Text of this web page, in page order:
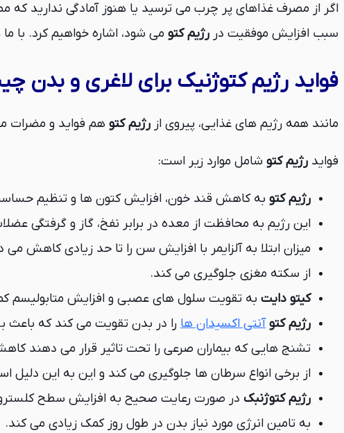
سبب افزایش موفقیت در رژیم کتو می شود، اشاره خواهیم کرد. با
فواید رژیم کتوژنیک برای لاغری و بدن
مانند همه رژیم های غذایی، پیروی از رژیم کتو هم فواید و مضرات
فواید رژیم کتو شامل موارد زیر است:
رژیم کتو به کاهش قند خون، افزایش کتون ها و تنظیم
این رژیم به محافظت از معده در برابر نفخ، گاز و گرفتگی
میزان ابتلا به آلزایمر با افزایش سن را تا حد زیادی کاهش
از سکته مغزی جلوگیری می کند.
کیتو دایت به تقویت سلول های عصبی و افزایش متابولیسم
رژیم کتو آنتی اکسیدان ها را در بدن تقویت می کند که باعث
تشنج هایی که بیماران صرعی را تحت تاثیر قرار می دهند
از برخی انواع سرطان ها جلوگیری می کند و این به این
رژیم کتوژنبک در صورت رعایت صحیح به افزایش سطح
به تامین انرژی مورد نیاز بدن در طول روز کمک زیادی می کند.